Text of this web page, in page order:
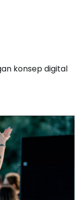
konsep digital